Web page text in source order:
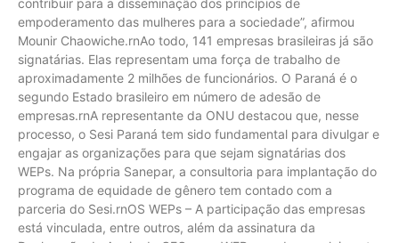
empoderamento das mulheres para a sociedade”, afirmou
Mounir Chaowiche.rnAo todo, 141 empresas brasileiras já são
signatárias. Elas representam uma força de trabalho de
aproximadamente 2 milhões de funcionários. O Paraná é o
segundo Estado brasileiro em número de adesão de
empresas.rnA representante da ONU destacou que, nesse
processo, o Sesi Paraná tem sido fundamental para divulgar e
engajar as organizações para que sejam signatárias dos
WEPs. Na própria Sanepar, a consultoria para implantação do
programa de equidade de gênero tem contado com a
parceria do Sesi.rnOS WEPs – A participação das empresas
está vinculada, entre outros, além da assinatura da